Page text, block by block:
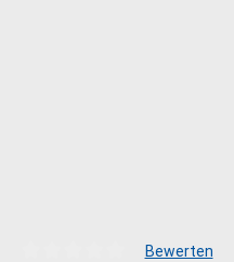
Bewerten